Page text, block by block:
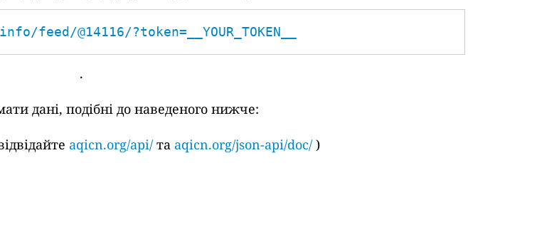
@14116/?token=__YOUR_TOKEN__
.
дані, подібні до наведеного нижче:
aqicn.org/api/ та aqicn.org/json-api/doc/ )